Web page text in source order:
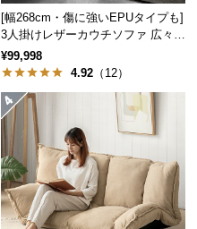
[幅268cm・傷に強いEPUタイプも]
3人掛けレザーカウチソファ 広々設
計 高級感
¥99,998
4.92 （12）